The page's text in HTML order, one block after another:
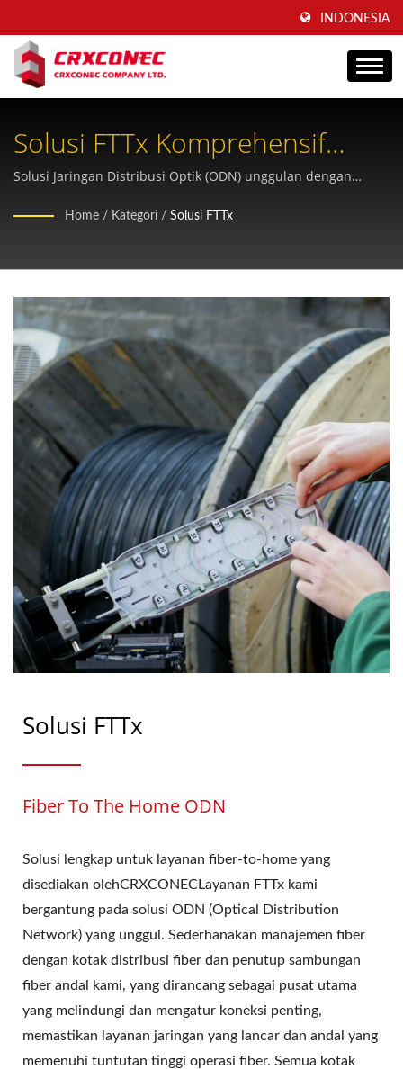
INDONESIA
Solusi FTTx Komprehensif
Untuk Layanan Fiber-To-Home
Solusi Jaringan Distribusi Optik (ODN) unggulan dengan
to-home yang andal dan berkinerja tinggi.
Home / Kategori / Solusi FTTx
Solusi FTTx
Fiber To The Home ODN
Solusi lengkap untuk layanan fiber-to-home yang
disediakan olehCRXCONECLayanan FTTx kami
bergantung pada solusi ODN (Optical Distribution
Network) yang unggul. Sederhanakan manajemen fiber
dengan kotak distribusi fiber dan penutup sambungan
fiber andal kami, yang dirancang sebagai pusat utama
yang melindungi dan mengatur koneksi penting,
memastikan layanan jaringan yang lancar dan andal yang
memenuhi tuntutan tinggi operasi fiber. Semua kotak